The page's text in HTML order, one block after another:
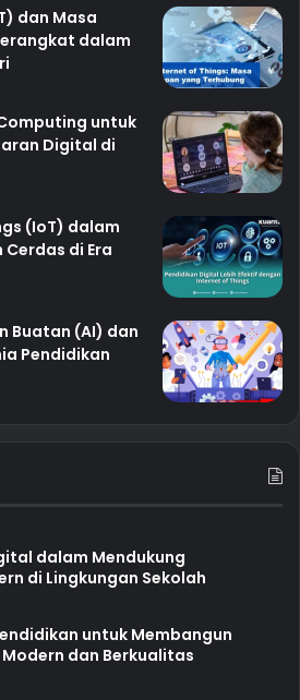
dan Masa
dalam
untuk
Digital di
(IoT) dalam
di Era
Buatan (AI) dan
Pendidikan
dalam Mendukung
di Lingkungan Sekolah
untuk Membangun
dan Berkualitas